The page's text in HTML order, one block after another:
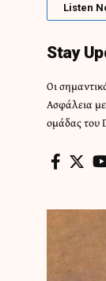
Listen
Stay
Οι
Ασφάλεια
ομάδας του